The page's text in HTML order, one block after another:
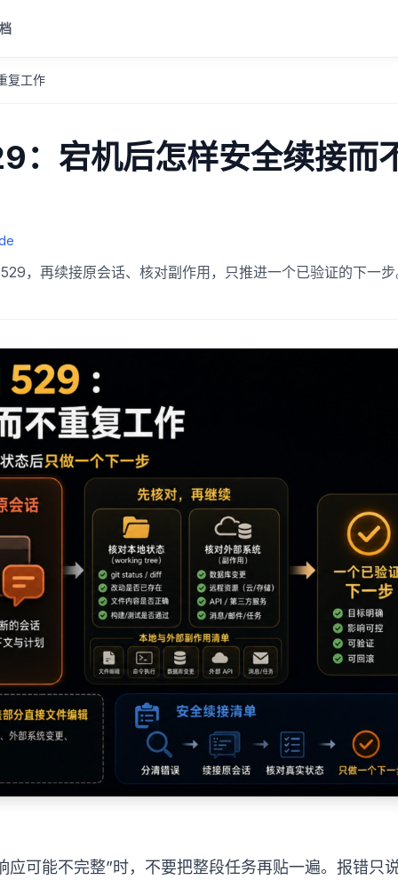
复工作
宕机后怎样安全续接而
，再续接原会话、核对副作用，只推进一个已验证的下一
应可能不完整”时，不要把整段任务再贴一遍。报错只